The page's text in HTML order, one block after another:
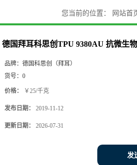
您当前的位置： 网站首
德国拜耳科思创TPU 9380AU 抗微生
品牌： 德国科思创（拜耳）
货号： 0
价格： ￥25/千克
发布日期： 2019-11-12
更新日期： 2026-07-31
发